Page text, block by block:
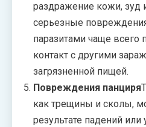
раздражение кожи, зуд
серьезные
паразитами чаще всего
контакт с другими
загрязненной пищей.
Повреждения панциря
как трещины и сколы,
результате падений